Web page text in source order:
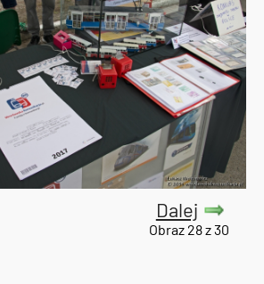
Dalej
Obraz 28 z 30